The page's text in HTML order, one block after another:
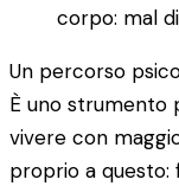
corpo: mal
Un percorso
È uno strumento
vivere con
proprio a questo: